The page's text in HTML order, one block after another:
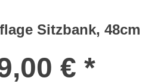
Sitzbank, 48cm
€ *